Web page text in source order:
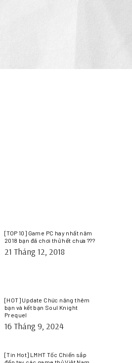
[TOP 10] Game PC hay nhất năm
2018 bạn đã chơi thử hết chưa ???
21 Tháng 12, 2018
[HOT] Update Chức năng thêm
bạn và kết bạn Soul Knight
Prequel
16 Tháng 9, 2024
[Tin Hot] LMHT Tốc Chiến sắp